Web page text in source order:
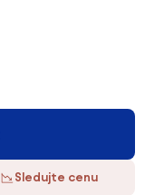
Sledujte cenu